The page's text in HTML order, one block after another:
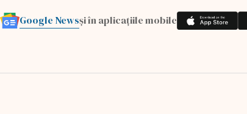
Google Newsși în aplicațiile mobile